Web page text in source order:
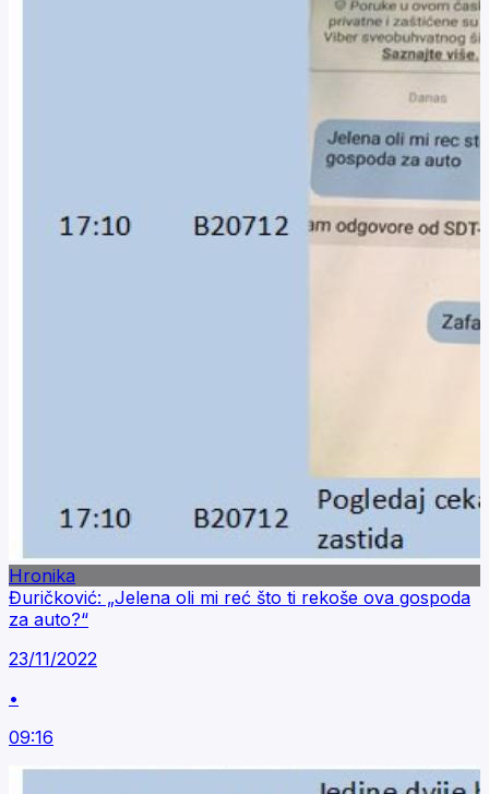
Hronika
Đuričković: „Jelena oli mi reć što ti rekoše ova gospoda
za auto?“
23/11/2022
•
09:16